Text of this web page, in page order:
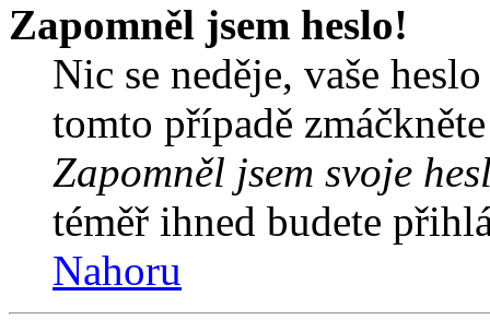
Zapomněl jsem heslo!
Nic se neděje, vaše
tomto případě
Zapomněl jsem svoje
téměř ihned budete
Nahoru